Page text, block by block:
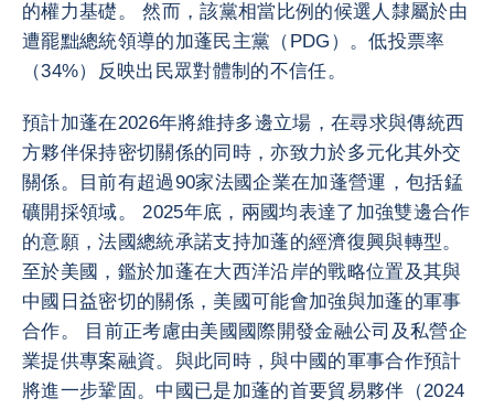
的權力基礎。 然而，該黨相當比例的候選人隸屬於由
遭罷黜總統領導的加蓬民主黨（PDG）。低投票率
（34%）反映出民眾對體制的不信任。
預計加蓬在2026年將維持多邊立場，在尋求與傳統西
方夥伴保持密切關係的同時，亦致力於多元化其外交
關係。目前有超過90家法國企業在加蓬營運，包括錳
礦開採領域。 2025年底，兩國均表達了加強雙邊合作
的意願，法國總統承諾支持加蓬的經濟復興與轉型。
至於美國，鑑於加蓬在大西洋沿岸的戰略位置及其與
中國日益密切的關係，美國可能會加強與加蓬的軍事
合作。 目前正考慮由美國國際開發金融公司及私營企
業提供專案融資。與此同時，與中國的軍事合作預計
將進一步鞏固。中國已是加蓬的首要貿易夥伴（2024